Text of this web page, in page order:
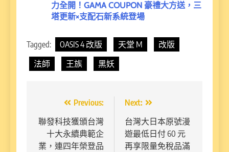
力全開！GAMA COUPON 豪禮大方送，三
塔更新×支配石新系統登場
Tagged: OASIS 4 改版 天堂 M
改版
法師
王族 黑妖
章
導
Previous:
聯發科技獲頒台灣
十大永續典範企
業，連四年榮登品
Next:
台灣大日本原號漫
遊最低日付 60 元
再享限量免稅品滿